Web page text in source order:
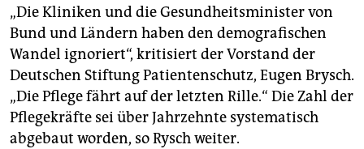
„Die Kliniken und die Gesundheitsminister von
Bund und Ländern haben den demografischen
Wandel ignoriert“, kritisiert der Vorstand der
Deutschen Stiftung Patientenschutz, Eugen Brysch.
„Die Pflege fährt auf der letzten Rille.“ Die Zahl der
Pflegekräfte sei über Jahrzehnte systematisch
abgebaut worden, so Rysch weiter.